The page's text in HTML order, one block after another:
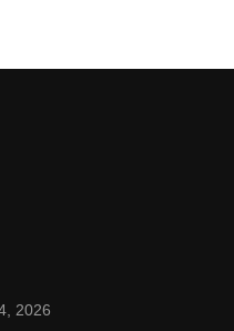
2026